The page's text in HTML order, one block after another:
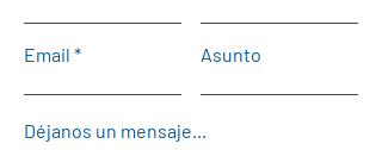
Email Asunto
Déjanos un mensaje...